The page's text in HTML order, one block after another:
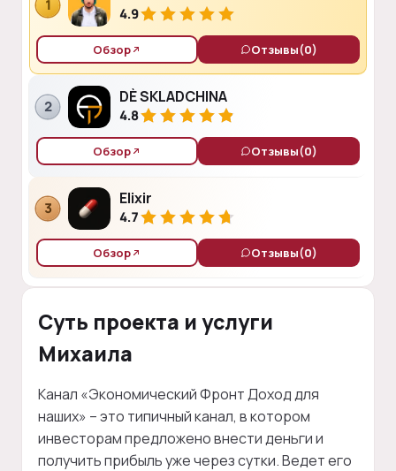
1 4.9
Обзор Отзывы(0)
2
DÈ SKLADCHINA
4.8
Обзор Отзывы(0)
3
Elixir
4.7
Обзор Отзывы(0)
Суть проекта и услуги
Михаила
Канал «Экономический Фронт Доход для
наших» – это типичный канал, в котором
инвесторам предложено внести деньги и
получить прибыль уже через сутки. Ведет его